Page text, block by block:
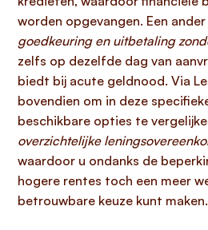
worden opgevangen. Een
goedkeuring en uitbetaling
zelfs op dezelfde dag van
biedt bij acute geldnood. Via
bovendien om in deze
beschikbare opties te
overzichtelijke
waardoor u ondanks de
hogere rentes toch een meer
betrouwbare keuze kunt maken.